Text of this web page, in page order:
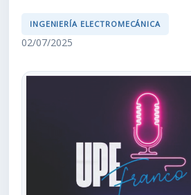
INGENIERÍA ELECTROMECÁNICA
02/07/2025